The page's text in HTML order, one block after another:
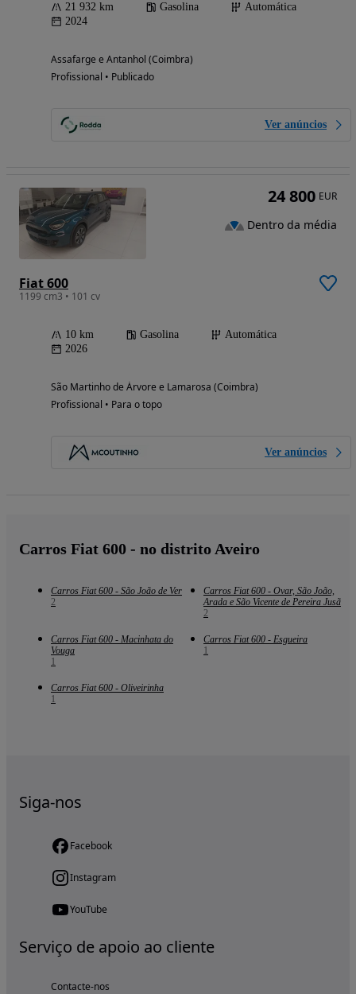
21 932 km Gasolina
Automática
2024
Assafarge e Antanhol (Coimbra)
Profissional • Publicado
Ver anúncios
Fiat 600
1199 cm3 • 101 cv
10 km Gasolina
Automática
2026
São Martinho de Árvore e Lamarosa (Coimbra)
Profissional • Para o topo
Ver anúncios
24 800 EUR
Dentro da média
Carros Fiat 600 - no distrito Aveiro
Carros Fiat 600 - São João de Ver
2
Carros Fiat 600 - Ovar, São João,
Arada e São Vicente de Pereira Jusã
2
Carros Fiat 600 - Macinhata do
Vouga
1
Carros Fiat 600 - Esgueira
1
Carros Fiat 600 - Oliveirinha
1
Siga-nos
Facebook
Instagram
YouTube
Serviço de apoio ao cliente
Contacte-nos